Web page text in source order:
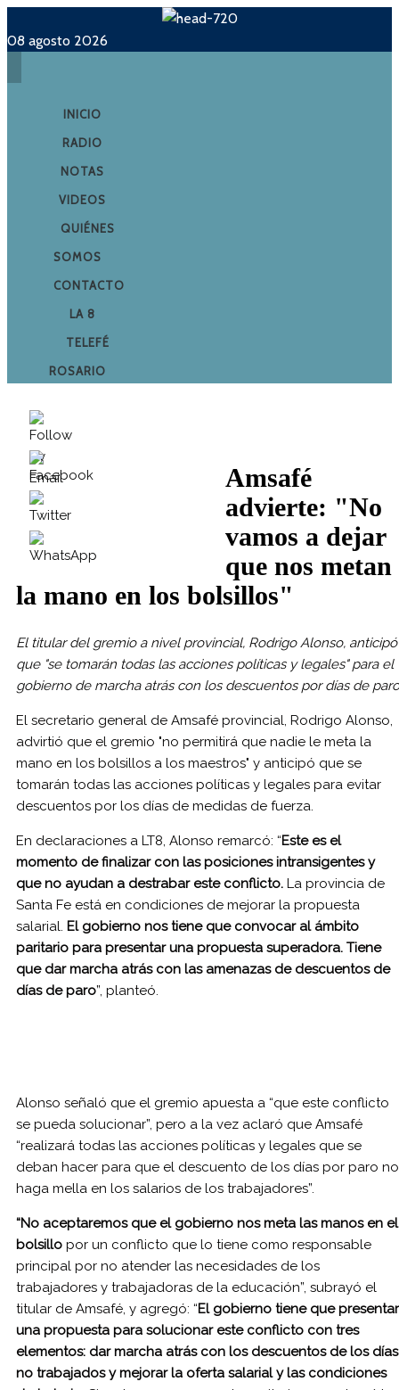
08 agosto 2026
INICIO
RADIO
NOTAS
VIDEOS
QUIÉNES
SOMOS
CONTACTO
LA 8
TELEFÉ
ROSARIO
Amsafé
advierte: "No
vamos a dejar
que nos metan
la mano en los bolsillos"
El titular del gremio a nivel provincial, Rodrigo Alonso, anticipó
que "se tomarán todas las acciones políticas y legales" para el
gobierno de marcha atrás con los descuentos por días de paro
El secretario general de Amsafé provincial, Rodrigo Alonso,
advirtió que el gremio "no permitirá que nadie le meta la
mano en los bolsillos a los maestros" y anticipó que se
tomarán todas las acciones políticas y legales para evitar
descuentos por los días de medidas de fuerza.
En declaraciones a LT8, Alonso remarcó: “Este es el
momento de finalizar con las posiciones intransigentes y
que no ayudan a destrabar este conflicto. La provincia de
Santa Fe está en condiciones de mejorar la propuesta
salarial. El gobierno nos tiene que convocar al ámbito
paritario para presentar una propuesta superadora. Tiene
que dar marcha atrás con las amenazas de descuentos de
días de paro”, planteó.
Alonso señaló que el gremio apuesta a “que este conflicto
se pueda solucionar”, pero a la vez aclaró que Amsafé
“realizará todas las acciones políticas y legales que se
deban hacer para que el descuento de los días por paro no
haga mella en los salarios de los trabajadores”.
“No aceptaremos que el gobierno nos meta las manos en el
bolsillo por un conflicto que lo tiene como responsable
principal por no atender las necesidades de los
trabajadores y trabajadoras de la educación”, subrayó el
titular de Amsafé, y agregó: “El gobierno tiene que presentar
una propuesta para solucionar este conflicto con tres
elementos: dar marcha atrás con los descuentos de los días
no trabajados y mejorar la oferta salarial y las condiciones